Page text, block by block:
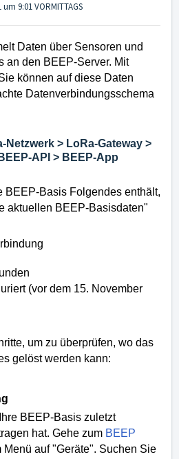
9:01 VORMITTAGS
Daten über Sensoren und
an den BEEP-Server. Mit
können auf diese Daten
Datenverbindungsschema
Netzwerk > LoRa-Gateway >
API > BEEP-App
BEEP-Basis Folgendes enthält,
aktuellen BEEP-Basisdaten"
(vor dem 15. November
um zu überprüfen, wo das
gelöst werden kann:
BEEP-Basis zuletzt
hat. Gehe zum BEEP
auf "Geräte". Suchen Sie